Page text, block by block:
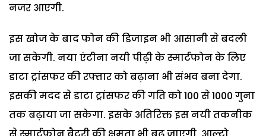
नजर आएगी.
इस खोज के बाद फोन की डिजाइन भी आसानी से बदली
जा सकेगी. नया एंटीना नयी पीढ़ी के स्मार्टफोन के लिए
डाटा ट्रांसफर की रफ्तार को बढ़ाना भी संभव बना देगा.
इसकी मदद से डाटा ट्रांसफर की गति को 100 से 1000 गुना
तक बढ़ाया जा सकेगा. इसके अतिरिक्त इस नयी तकनीक